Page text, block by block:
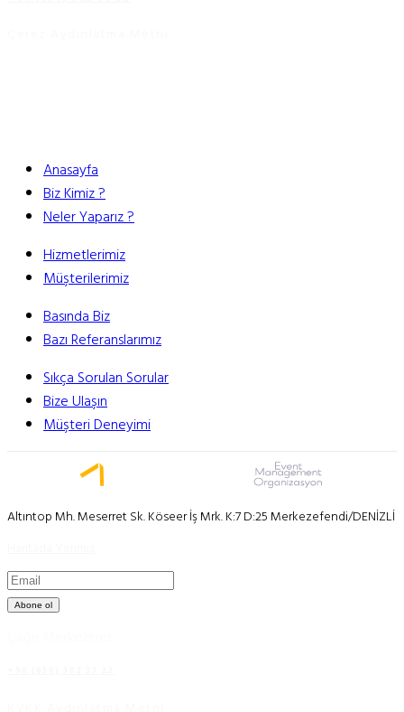
Anasayfa
Biz Kimiz ?
Neler Yaparız ?
Hizmetlerimiz
Müşterilerimiz
Basında Biz
Bazı Referanslarımız
Sıkça Sorulan Sorular
Bize Ulaşın
Müşteri Deneyimi
Altıntop Mh. Meserret Sk. Köseer İş Mrk. K:7 D:25 Merkezefendi/DENİZLİ
Abone ol